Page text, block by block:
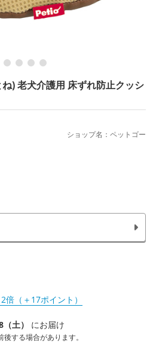
) 老犬介護用 床ずれ防止クッシ
ショップ名：ペットゴー
（＋17ポイント）
土） にお届け
する場合があります。